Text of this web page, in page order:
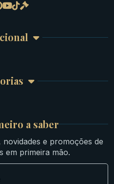
Pedidos
de Compra
Grandes
Encapsuladas
a saber
novidades e promoções de
em primeira mão.